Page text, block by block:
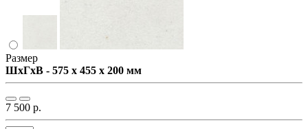
Размер
ШxГxВ - 575 x 455 x 200 мм
7 500 р.